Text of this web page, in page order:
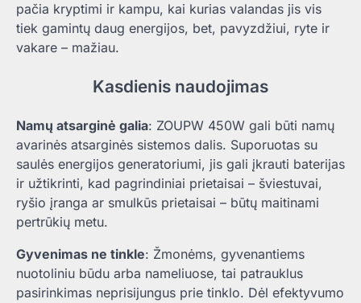
pačia kryptimi ir kampu, kai kurias valandas jis vis
tiek gamintų daug energijos, bet, pavyzdžiui, ryte ir
vakare – mažiau.
Kasdienis naudojimas
Namų atsarginė galia: ZOUPW 450W gali būti namų
avarinės atsarginės sistemos dalis. Suporuotas su
saulės energijos generatoriumi, jis gali įkrauti baterijas
ir užtikrinti, kad pagrindiniai prietaisai – šviestuvai,
ryšio įranga ar smulkūs prietaisai – būtų maitinami
pertrūkių metu.
Gyvenimas ne tinkle: Žmonėms, gyvenantiems
nuotoliniu būdu arba nameliuose, tai patrauklus
pasirinkimas neprisijungus prie tinklo. Dėl efektyvumo